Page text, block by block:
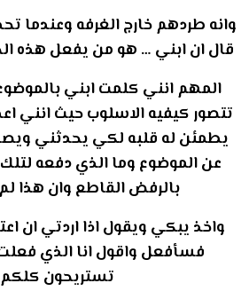
وانه طردهم خارج الغرفه وعندما
قال ان ابني … هو من يفعل هذه
المهم انني كلمت ابني
تتصور كيفيه الاسلوب حيث انني
يطمئن له قلبه لكي يحدثني
عن الموضوع وما الذي دفعه
بالرفض القاطع وان هذا
واخذ يبكي ويقول اذا اردتي ان
فسأفعل واقول انا الذي
تستريحون